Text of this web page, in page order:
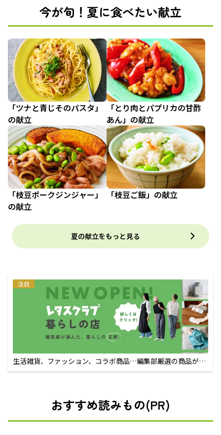
今が旬！夏に食べたい献立
「ツナと青じそのパスタ」
の献立
「とり肉とパプリカの甘酢
あん」の献立
「枝豆ポークジンジャー」
の献立
「枝豆ご飯」の献立
夏の献立をもっと見る
注目
生活雑貨、ファッション、コラボ商品…編集部厳選の商品が買
えるECサイト
おすすめ読みもの(PR)